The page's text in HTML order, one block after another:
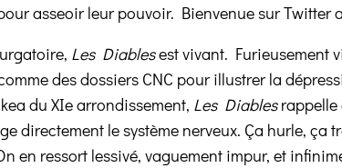
asseoir leur pouvoir. Bienvenue sur Twitter
Les Diablesest vivant. Furieusement
des dossiers CNC pour illustrer la
ea du XIe arrondissement, Les Diablesrappelle
directement le système nerveux. Ça hurle, ça
en ressort lessivé, vaguement impur, et